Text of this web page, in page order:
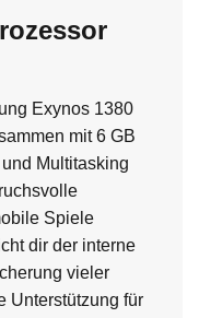
Exynos 1380
mit 6 GB
Multitasking
Spiele
dir der interne
vieler
Unterstützung für